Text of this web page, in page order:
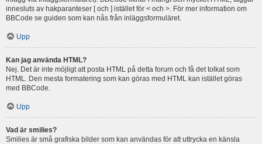
innesluts av hakparanteser [ och ] istället för < och >. För mer information om
BBCode se guiden som kan nås från inläggsformuläret.
Upp
Kan jag använda HTML?
Nej. Det är inte möjligt att posta HTML på detta forum och få det tolkat som
HTML. Den mesta formatering som kan göras med HTML kan istället göras
med BBCode.
Upp
Vad är smilies?
Smilies är små grafiska bilder som kan användas för att uttrycka en känsla